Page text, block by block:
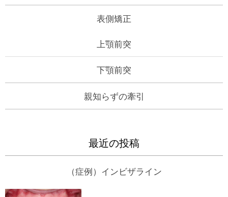
表側矯正
上顎前突
下顎前突
親知らずの牽引
最近の投稿
（症例）インビザライン